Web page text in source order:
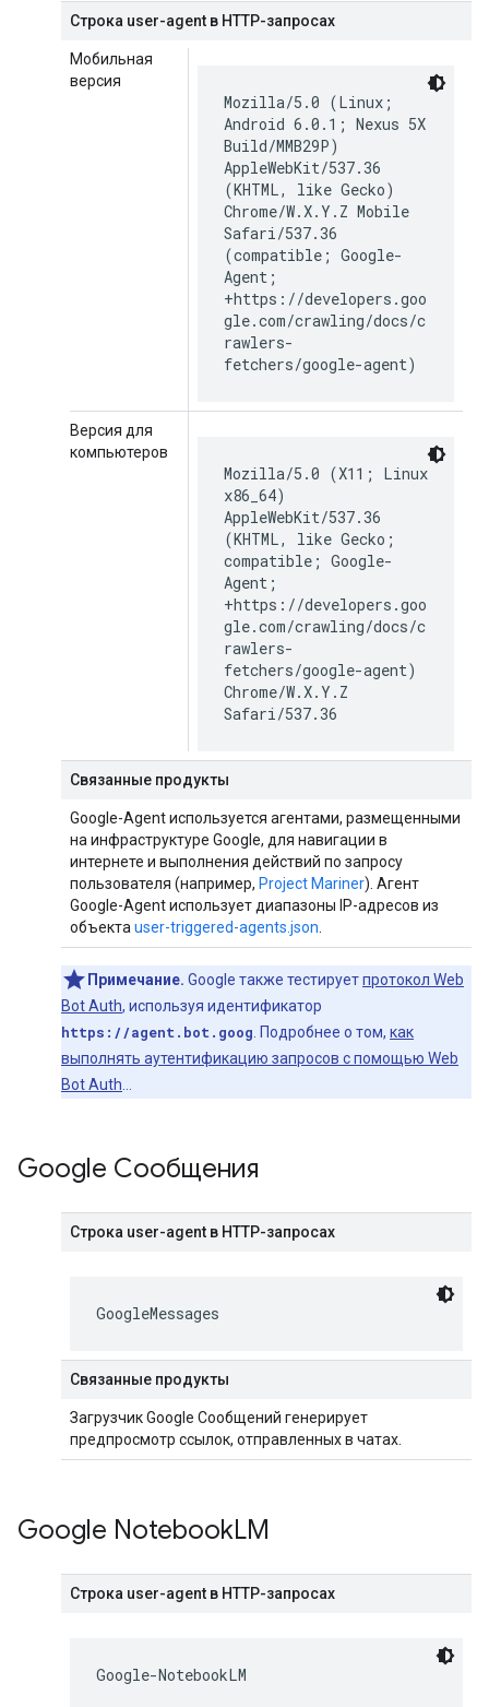
Строка user-agent в HTTP-запросах
Мобильная
версия
Mozilla/5.0 (Linux;
Android 6.0.1; Nexus 5X
Build/MMB29P)
AppleWebKit/537.36
(KHTML, like Gecko)
Chrome/W.X.Y.Z Mobile
Safari/537.36
(compatible; Google-
Agent;
+https://developers.goo
gle.com/crawling/docs/c
rawlers-
fetchers/google-agent)
Версия для
компьютеров
Mozilla/5.0 (X11; Linux
x86_64)
AppleWebKit/537.36
(KHTML, like Gecko;
compatible; Google-
Agent;
+https://developers.goo
gle.com/crawling/docs/c
rawlers-
fetchers/google-agent)
Chrome/W.X.Y.Z
Safari/537.36
Связанные продукты
Google-Agent используется агентами, размещенными
на инфраструктуре Google, для навигации в
интернете и выполнения действий по запросу
пользователя (например, Project Mariner). Агент
Google-Agent использует диапазоны IP-адресов из
объекта user-triggered-agents.json
Примечание. Google также тестируетпротокол Web
Bot Auth, используя идентификатор
https://agent.bot.goog . Подробнее о том, как
выполнять аутентификацию запросов с помощью Web
Bot Auth
Google Сообщения
Строка user-agent в HTTP-запросах
GoogleMessages
Связанные продукты
Загрузчик Google Сообщений генерирует
предпросмотр ссылок, отправленных в чатах.
Google NotebookLM
Строка user-agent в HTTP-запросах
Google-NotebookLM